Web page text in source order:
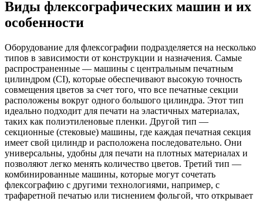
Виды флексографических машин и их
особенности
Оборудование для флексографии подразделяется на несколько
типов в зависимости от конструкции и назначения. Самые
распространенные — машины с центральным печатным
цилиндром (СI), которые обеспечивают высокую точность
совмещения цветов за счет того, что все печатные секции
расположены вокруг одного большого цилиндра. Этот тип
идеально подходит для печати на эластичных материалах,
таких как полиэтиленовые пленки. Другой тип —
секционные (стековые) машины, где каждая печатная секция
имеет свой цилиндр и расположена последовательно. Они
универсальны, удобны для печати на плотных материалах и
позволяют легко менять количество цветов. Третий тип —
комбинированные машины, которые могут сочетать
флексографию с другими технологиями, например, с
трафаретной печатью или тиснением фольгой, что открывает